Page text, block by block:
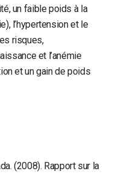
un faible poids à la
l’hypertension et le
risques,
et l’anémie
et un gain de poids
(2008). Rapport sur la